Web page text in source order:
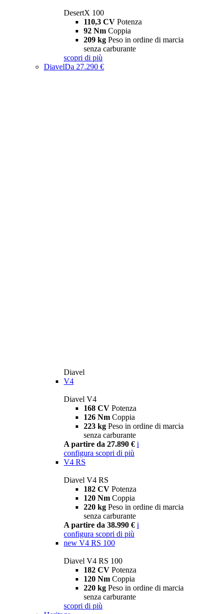
DesertX 100
110,3 CV Potenza
92 Nm Coppia
209 kg Peso in ordine di marcia
senza carburante
scopri di più
DiavelDa 27.290 €
Diavel
V4
Diavel V4
168 CV Potenza
126 Nm Coppia
223 kg Peso in ordine di marcia
senza carburante
A partire da 27.890 € i
configura scopri di più
V4 RS
Diavel V4 RS
182 CV Potenza
120 Nm Coppia
220 kg Peso in ordine di marcia
senza carburante
A partire da 38.990 € i
configura scopri di più
new V4 RS 100
Diavel V4 RS 100
182 CV Potenza
120 Nm Coppia
220 kg Peso in ordine di marcia
senza carburante
scopri di più